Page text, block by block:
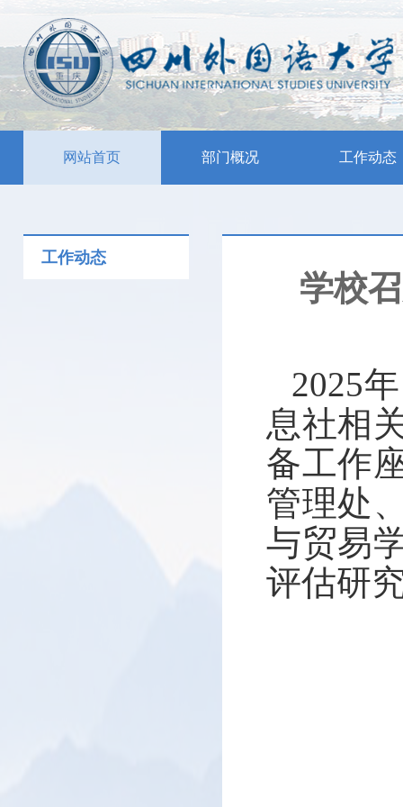
网站首页 部门概况 工作动态
工作动态
学校
2025
息社相
备工作
管理处
与贸易
评估研